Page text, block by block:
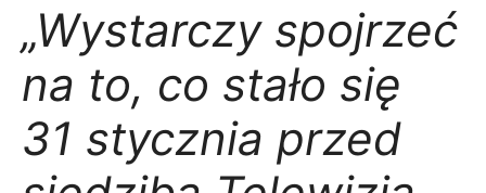
„Wystarczy spojrzeć
na to, co stało się
31 stycznia przed